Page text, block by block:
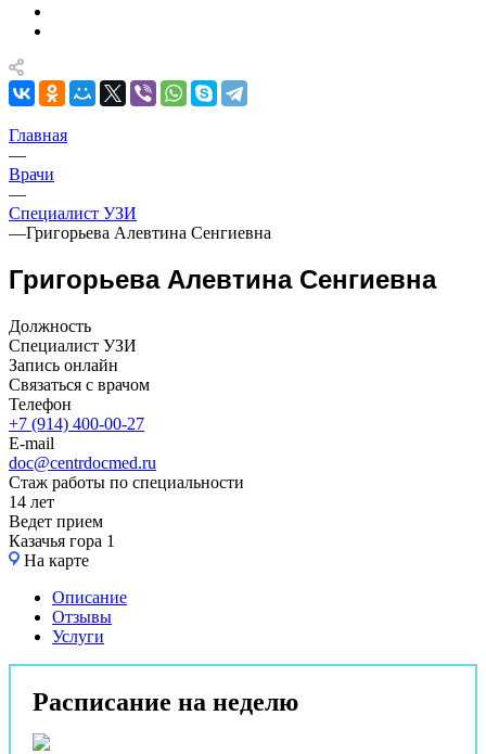
Главная
—
Врачи
—
Специалист УЗИ
—Григорьева Алевтина Сенгиевна
Григорьева Алевтина Сенгиевна
Должность
Специалист УЗИ
Запись онлайн
Связаться с врачом
Телефон
+7 (914) 400-00-27
E-mail
doc@centrdocmed.ru
Стаж работы по специальности
14 лет
Ведет прием
Казачья гора 1
На карте
Описание
Отзывы
Услуги
Расписание на неделю